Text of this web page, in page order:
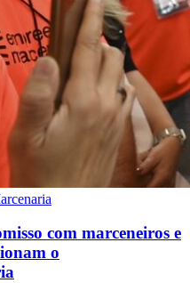
com marceneiros e
o